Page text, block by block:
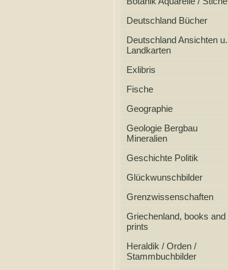
Deutschland Bücher
Deutschland Ansichten u.
Landkarten
Exlibris
Fische
Geographie
Geologie Bergbau
Mineralien
Geschichte Politik
Glückwunschbilder
Grenzwissenschaften
Griechenland, books and
prints
Heraldik / Orden /
Stammbuchbilder